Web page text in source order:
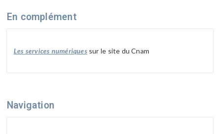
En complément
Les services numériquessur le site du Cnam
Navigation